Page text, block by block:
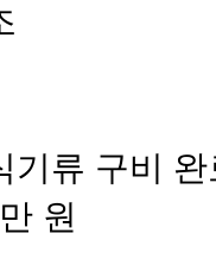
기류 구비
원